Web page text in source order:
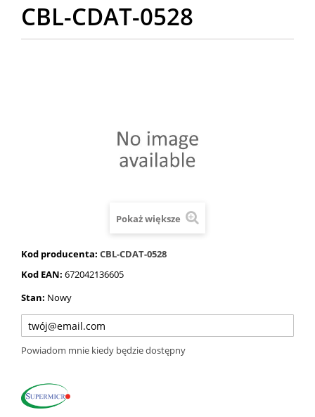
CBL-CDAT-0528
Pokaż większe
Kod producenta: CBL-CDAT-0528
Kod EAN: 672042136605
Stan: Nowy
Powiadom mnie kiedy będzie dostępny